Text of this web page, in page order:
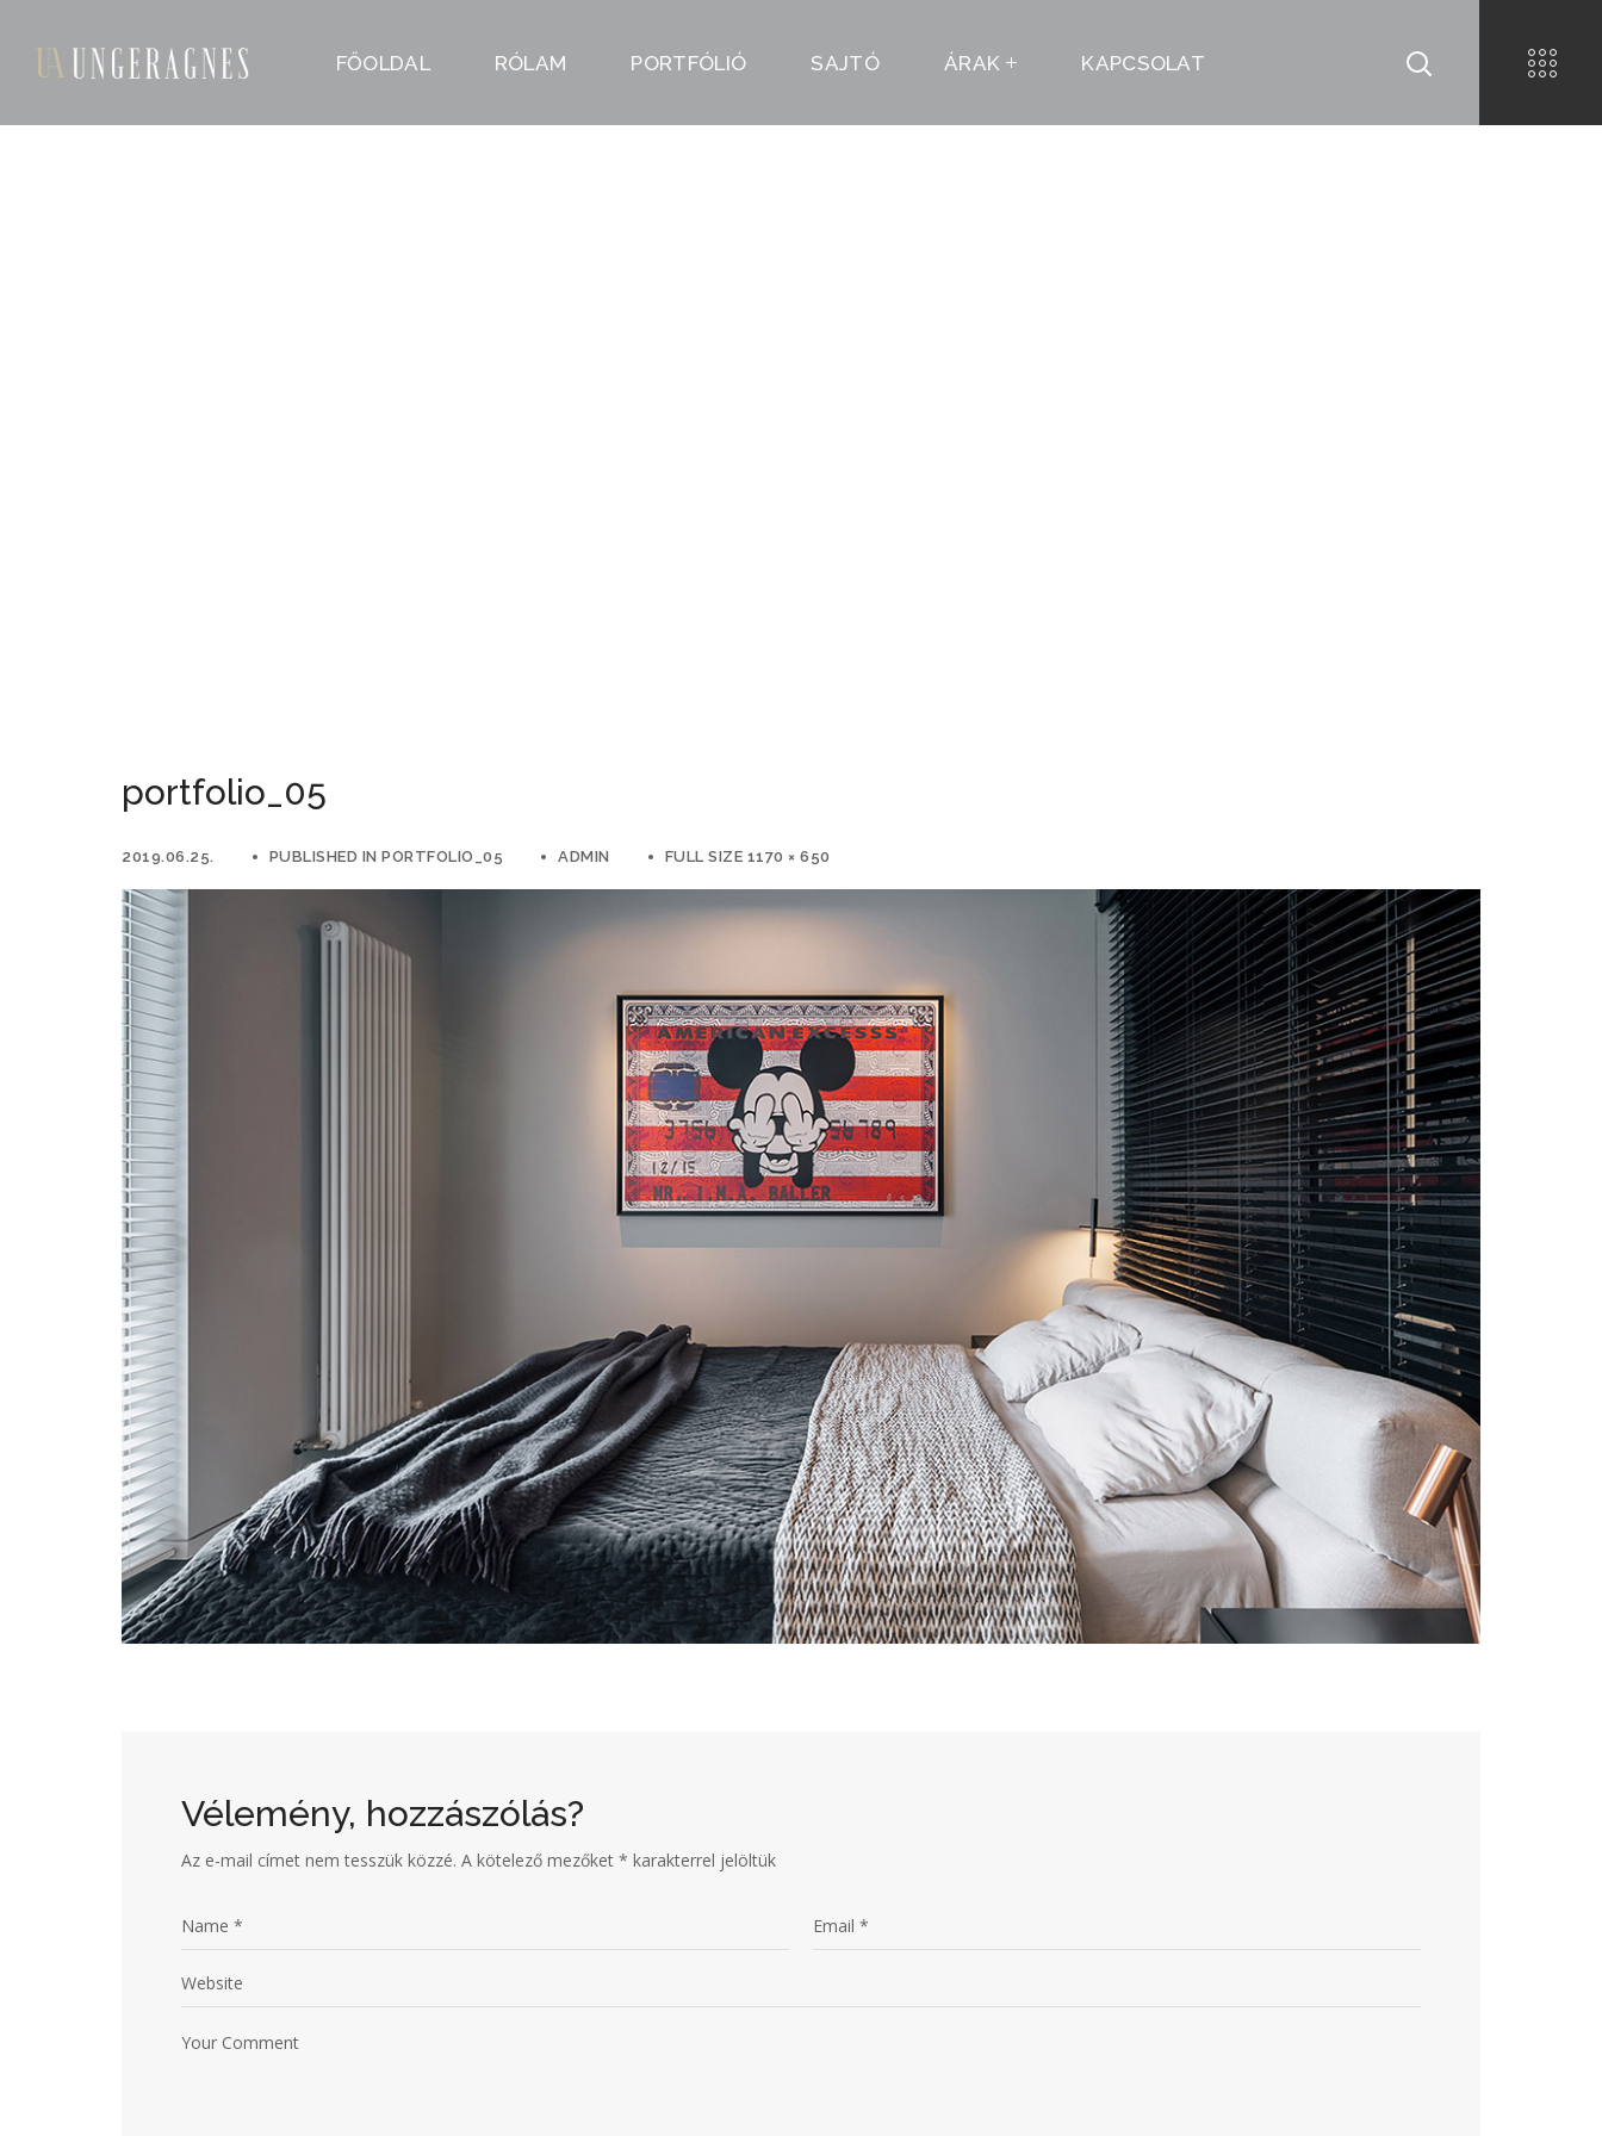
FŐOLDAL RÓLAM PORTFÓLIÓ SAJTÓ ÁRAK KAPCSOLAT
portfolio_05
2019.06.25. PUBLISHED IN PORTFOLIO_05 ADMIN FULL SIZE 1170 × 650
Vélemény, hozzászólás?
Az e-mail címet nem tesszük közzé. A kötelező mezőket * karakterrel jelöltük